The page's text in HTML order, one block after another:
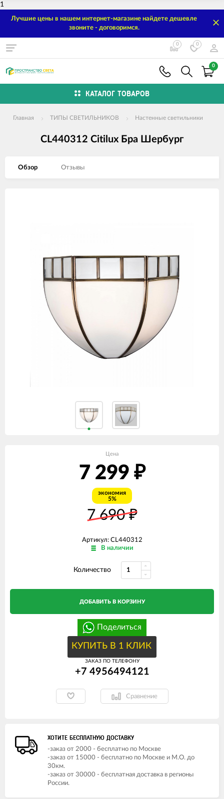
1
Лучшие цены в нашем интернет-магазине найдете дешевле
звоните - договоримся.
0 0
0
КАТАЛОГ ТОВАРОВ
Главная ТИПЫ СВЕТИЛЬНИКОВ Настенные светильники
CL440312 Citilux Бра Шербург
Обзор Отзывы
Цена
7 299 ₽
экономия
5%
7 690₽
Артикул: CL440312
В наличии
Количество
ДОБАВИТЬ В КОРЗИНУ
Поделиться
КУПИТЬ В 1 КЛИК
ЗАКАЗ ПО ТЕЛЕФОНУ
+7 4956494121
Сравнение
ХОТИТЕ БЕСПЛАТНУЮ ДОСТАВКУ
-заказ от 2000 - бесплатно по Москве
-заказ от 15000 - бесплатно по Москве и М.О. до
30км.
-заказ от 30000 - бесплатная доставка в регионы
России.